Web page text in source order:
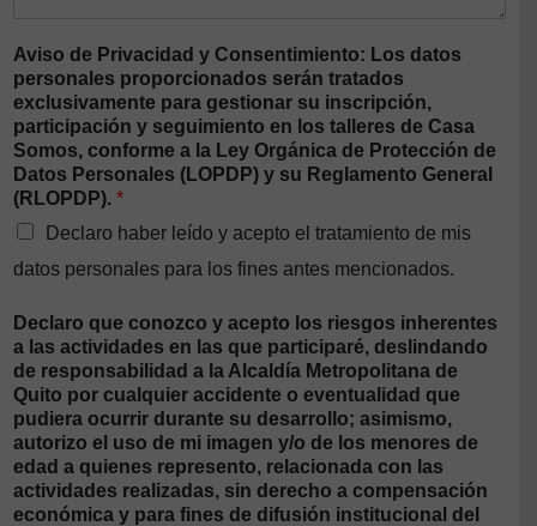
Aviso de Privacidad y Consentimiento: Los datos
personales proporcionados serán tratados
exclusivamente para gestionar su inscripción,
participación y seguimiento en los talleres de Casa
Somos, conforme a la Ley Orgánica de Protección de
Datos Personales (LOPDP) y su Reglamento General
(RLOPDP). *
Declaro haber leído y acepto el tratamiento de mis
datos personales para los fines antes mencionados.
Declaro que conozco y acepto los riesgos inherentes
a las actividades en las que participaré, deslindando
de responsabilidad a la Alcaldía Metropolitana de
Quito por cualquier accidente o eventualidad que
pudiera ocurrir durante su desarrollo; asimismo,
autorizo el uso de mi imagen y/o de los menores de
edad a quienes represento, relacionada con las
actividades realizadas, sin derecho a compensación
económica y para fines de difusión institucional del